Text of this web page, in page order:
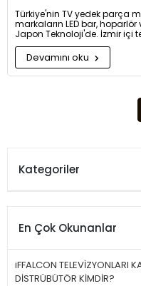
Türkiye'nin TV yedek parça
markaların LED bar,
Japon Teknoloji'de. İzmir içi
Devamını oku
Kategoriler
En Çok Okunanlar
iFFALCON TELEVİZYONLARI
DİSTRÜBÜTÖR KİMDİR?